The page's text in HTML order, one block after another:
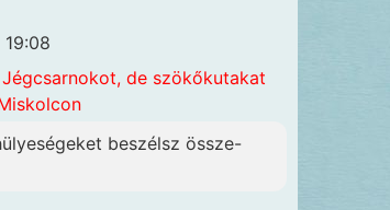
de szökőkutakat
beszélsz össze-